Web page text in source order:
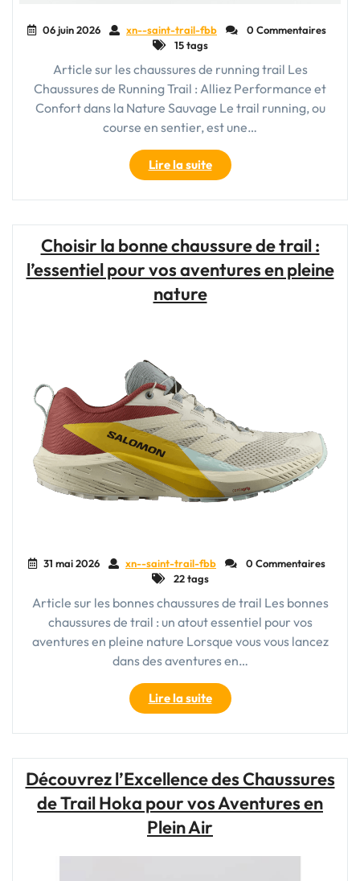
06 juin 2026 xn--saint-trail-fbb
0 Commentaires
15 tags
Article sur les chaussures de running trail Les
Chaussures de Running Trail : Alliez Performance et
Confort dans la Nature Sauvage Le trail running, ou
course en sentier, est une…
Lire la suite"Choisir
les
Meilleures
Running
Trail
Choisir la bonne chaussure de trail :
l’essentiel pour vos aventures en pleine
nature
31 mai 2026 xn--saint-trail-fbb
0 Commentaires
22 tags
Article sur les bonnes chaussures de trail Les bonnes
chaussures de trail : un atout essentiel pour vos
aventures en pleine nature Lorsque vous vous lancez
dans des aventures en…
Lire la suite"Choisir
la
bonne
trail
:
pour
vos
Découvrez l’Excellence des Chaussures
de Trail Hoka pour vos Aventures en
Plein Air